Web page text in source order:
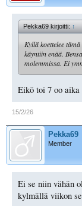
Pekka69 kirjoitti:↑
Kyllä koettelee
käyntiin enää.
molemmissa. Ei
Eikö toi 7 oo aika
15/2/26
Pekka69
Member
Ei se niin vähän
kylmällä viikon